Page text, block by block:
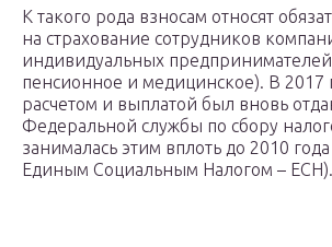
К такого рода взносам относят
на страхование сотрудников
индивидуальных предпринимателей
пенсионное и медицинское). В 2017
расчетом и выплатой был вновь
Федеральной службы по сбору
занималась этим вплоть до 2010
Единым Социальным Налогом – ЕСН).